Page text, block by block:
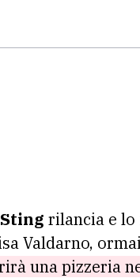
Sting rilancia e lo
Valdarno,
una pizzeria